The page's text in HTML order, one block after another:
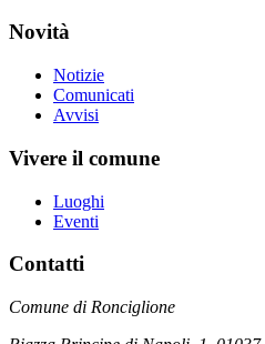
Novità
Notizie
Comunicati
Avvisi
Vivere il comune
Luoghi
Eventi
Contatti
Comune di Ronciglione